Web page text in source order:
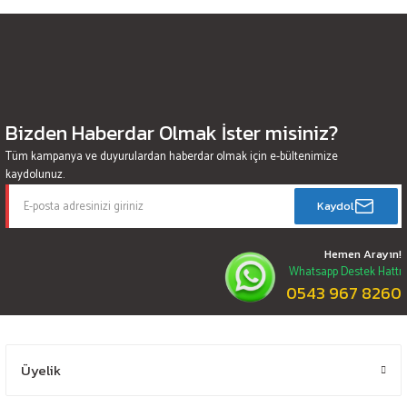
Bizden Haberdar Olmak İster misiniz?
Tüm kampanya ve duyurulardan haberdar olmak için e-bültenimize
kaydolunuz.
Kaydol
Hemen Arayın!
Whatsapp Destek Hattı
0543 967 8260
Üyelik